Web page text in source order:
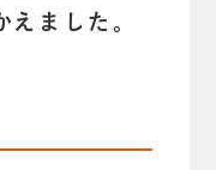
えました。